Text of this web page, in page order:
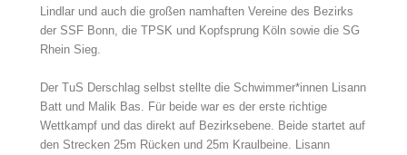
Lindlar und auch die großen namhaften Vereine des Bezirks
der SSF Bonn, die TPSK und Kopfsprung Köln sowie die SG
Rhein Sieg.
Der TuS Derschlag selbst stellte die Schwimmer*innen Lisann
Batt und Malik Bas. Für beide war es der erste richtige
Wettkampf und das direkt auf Bezirksebene. Beide startet auf
den Strecken 25m Rücken und 25m Kraulbeine. Lisann